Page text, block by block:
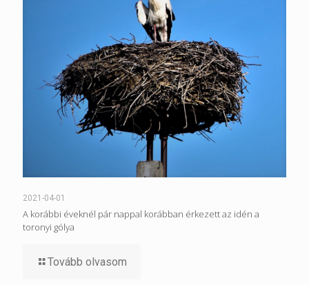
2021-04-01
A korábbi éveknél pár nappal korábban érkezett az idén a
toronyi gólya
Tovább olvasom